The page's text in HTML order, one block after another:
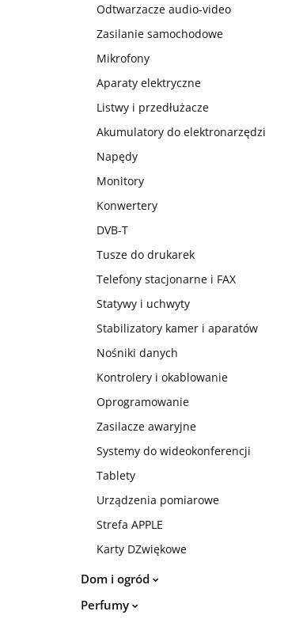
Odtwarzacze audio-video
Zasilanie samochodowe
Mikrofony
Aparaty elektryczne
Listwy i przedłużacze
Akumulatory do elektronarzędzi
Napędy
Monitory
Konwertery
DVB-T
Tusze do drukarek
Telefony stacjonarne i FAX
Statywy i uchwyty
Stabilizatory kamer i aparatów
Nośniki danych
Kontrolery i okablowanie
Oprogramowanie
Zasilacze awaryjne
Systemy do wideokonferencji
Tablety
Urządzenia pomiarowe
Strefa APPLE
Karty DZwiękowe
Dom i ogród
Perfumy